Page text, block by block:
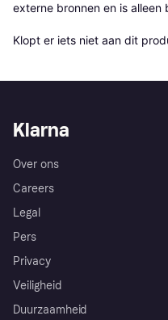
externe bronnen en is alleen
Klopt er iets niet aan dit
Klarna
Over ons
Careers
Legal
Pers
Privacy
Veiligheid
Duurzaamheid